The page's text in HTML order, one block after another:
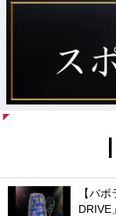
【バ
DRIVE